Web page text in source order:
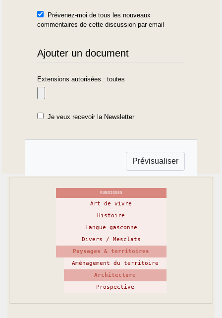
Prévenez-moi de tous les nouveaux
commentaires de cette discussion par email
Ajouter un document
Extensions autorisées : toutes
Je veux recevoir la Newsletter
RUBRIQUES
Art de vivre
Histoire
Langue gasconne
Divers / Mesclats
Paysages & territoires
Aménagement du territoire
Architecture
Prospective